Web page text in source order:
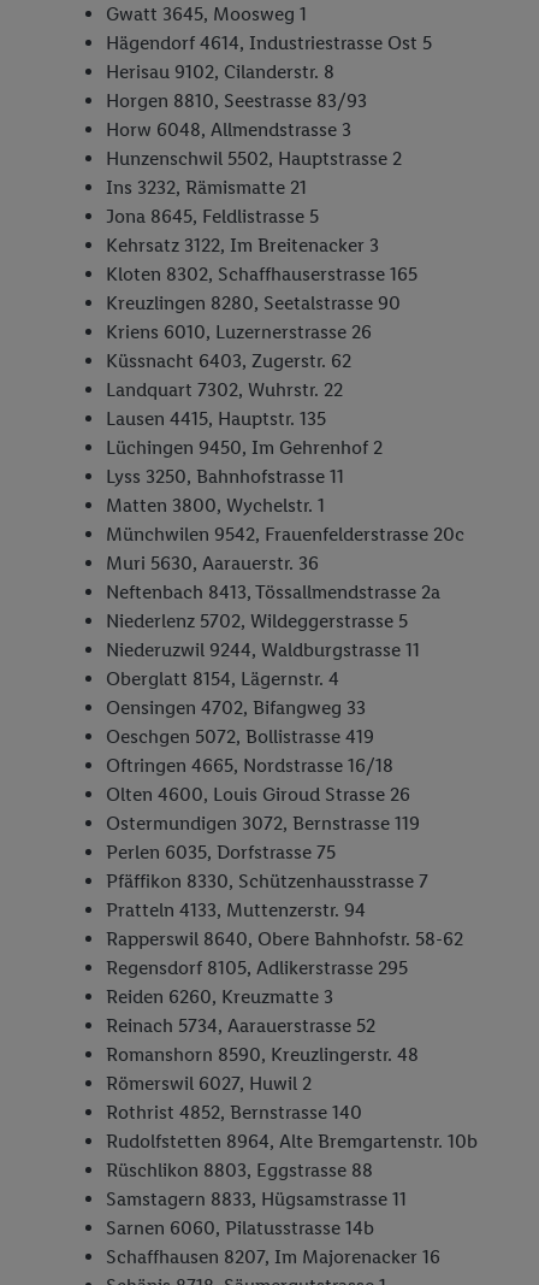
Gwatt 3645, Moosweg 1
Hägendorf 4614, Industriestrasse Ost 5
Herisau 9102, Cilanderstr. 8
Horgen 8810, Seestrasse 83/93
Horw 6048, Allmendstrasse 3
Hunzenschwil 5502, Hauptstrasse 2
Ins 3232, Rämismatte 21
Jona 8645, Feldlistrasse 5
Kehrsatz 3122, Im Breitenacker 3
Kloten 8302, Schaffhauserstrasse 165
Kreuzlingen 8280, Seetalstrasse 90
Kriens 6010, Luzernerstrasse 26
Küssnacht 6403, Zugerstr. 62
Landquart 7302, Wuhrstr. 22
Lausen 4415, Hauptstr. 135
Lüchingen 9450, Im Gehrenhof 2
Lyss 3250, Bahnhofstrasse 11
Matten 3800, Wychelstr. 1
Münchwilen 9542, Frauenfelderstrasse 20c
Muri 5630, Aarauerstr. 36
Neftenbach 8413, Tössallmendstrasse 2a
Niederlenz 5702, Wildeggerstrasse 5
Niederuzwil 9244, Waldburgstrasse 11
Oberglatt 8154, Lägernstr. 4
Oensingen 4702, Bifangweg 33
Oeschgen 5072, Bollistrasse 419
Oftringen 4665, Nordstrasse 16/18
Olten 4600, Louis Giroud Strasse 26
Ostermundigen 3072, Bernstrasse 119
Perlen 6035, Dorfstrasse 75
Pfäffikon 8330, Schützenhausstrasse 7
Pratteln 4133, Muttenzerstr. 94
Rapperswil 8640, Obere Bahnhofstr. 58-62
Regensdorf 8105, Adlikerstrasse 295
Reiden 6260, Kreuzmatte 3
Reinach 5734, Aarauerstrasse 52
Romanshorn 8590, Kreuzlingerstr. 48
Römerswil 6027, Huwil 2
Rothrist 4852, Bernstrasse 140
Rudolfstetten 8964, Alte Bremgartenstr. 10b
Rüschlikon 8803, Eggstrasse 88
Samstagern 8833, Hügsamstrasse 11
Sarnen 6060, Pilatusstrasse 14b
Schaffhausen 8207, Im Majorenacker 16